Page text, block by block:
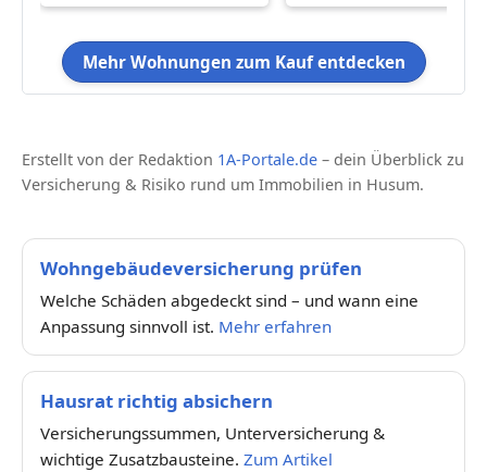
Mehr Wohnungen zum Kauf entdecken
Erstellt von der Redaktion 1A-Portale.de – dein Überblick zu
Versicherung & Risiko rund um Immobilien in Husum.
Wohngebäudeversicherung prüfen
Welche Schäden abgedeckt sind – und wann eine
Anpassung sinnvoll ist. Mehr erfahren
Hausrat richtig absichern
Versicherungssummen, Unterversicherung &
wichtige Zusatzbausteine. Zum Artikel